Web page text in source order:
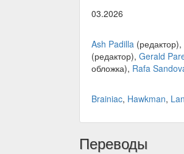
03.2026
Ash Padilla (редактор),
(редактор), Gerald
обложка), Rafa
Brainiac, Hawkman,
Переводы